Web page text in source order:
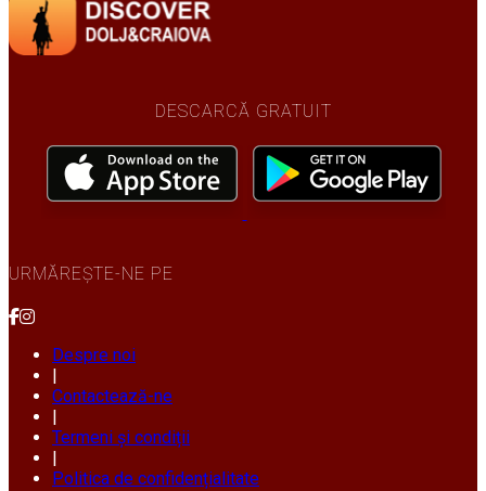
DESCARCĂ GRATUIT
URMĂREȘTE-NE PE
Despre noi
Contactează-ne
Termeni și condiții
Politica de confidențialitate